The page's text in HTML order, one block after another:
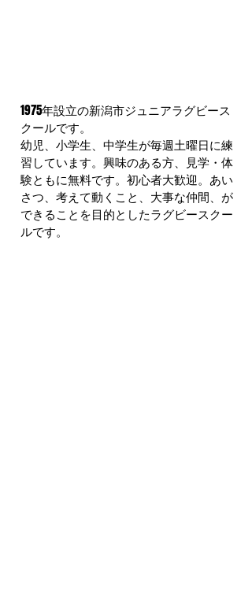
1975年設立の新潟市ジュニアラグビース
クールです。
幼児、小学生、中学生が毎週土曜日に練
習しています。興味のある方、見学・体
験ともに無料です。初心者大歓迎。あい
さつ、考えて動くこと、大事な仲間、が
できることを目的としたラグビースクー
ルです。